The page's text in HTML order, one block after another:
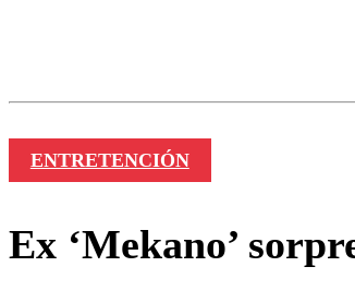
ENTRETENCIÓN
Ex ‘Mekano’